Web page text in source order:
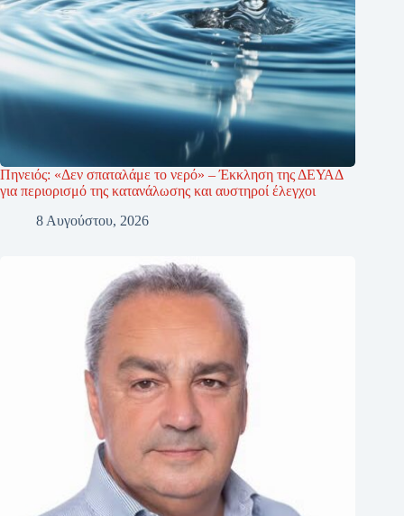
Πηνειός: «Δεν σπαταλάμε το νερό» – Έκκληση της ΔΕΥΑΔ
για περιορισμό της κατανάλωσης και αυστηροί έλεγχοι
8 Αυγούστου, 2026